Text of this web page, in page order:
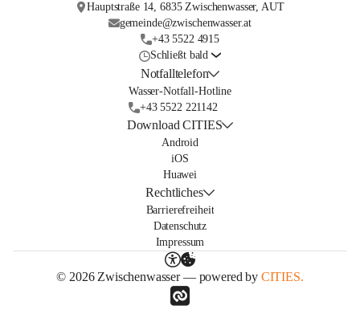
Hauptstraße 14, 6835 Zwischenwasser, AUT
gemeinde@zwischenwasser.at
+43 5522 4915
Schließt bald
Notfalltelefon
Wasser-Notfall-Hotline
+43 5522 221142
Download CITIES
Android
iOS
Huawei
Rechtliches
Barrierefreiheit
Datenschutz
Impressum
© 2026 Zwischenwasser — powered by CITIES.